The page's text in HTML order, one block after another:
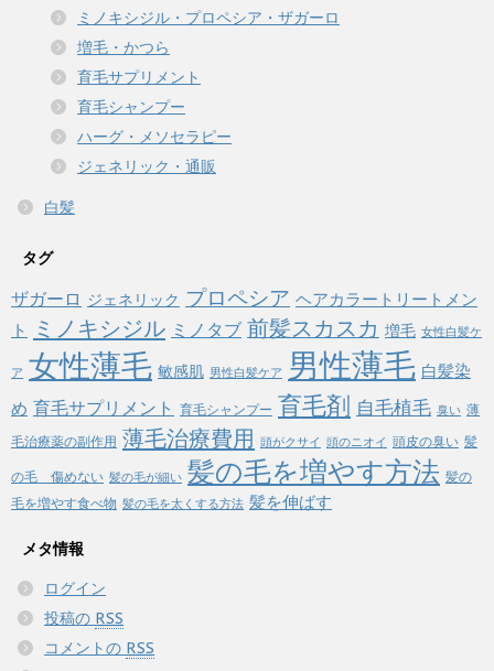
ミノキシジル・プロペシア・ザガーロ
増毛・かつら
育毛サプリメント
育毛シャンプー
ハーグ・メソセラピー
ジェネリック・通販
白髪
タグ
ザガーロ ジェネリック プロペシア ヘアカラートリートメン
ト
ミノキシジル ミノタブ 前髪スカスカ 増毛 女性白髪ケ
ア 女性薄毛 敏感肌 男性白髪ケア 男性薄毛 白髪染
め 育毛サプリメント 育毛シャンプー 育毛剤 自毛植毛 臭い 薄
毛治療薬の副作用 薄毛治療費用 頭がクサイ 頭のニオイ 頭皮の臭い 髪
の毛 傷めない 髪の毛が細い 髪の毛を増やす方法 髪の
毛を増やす食べ物 髪の毛を太くする方法 髪を伸ばす
メタ情報
ログイン
投稿の RSS
コメントの RSS